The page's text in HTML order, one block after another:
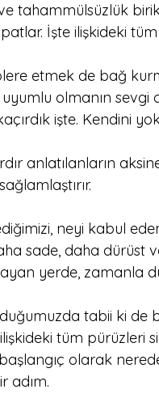
ve tahammülsüzlük
İşte ilişkideki
etmek de bağ
olmanın sevgi
işte. Kendini
anlatılanların
neyi kabul
sade, daha dürüst
yerde, zamanla
tabii ki
tüm pürüzleri
olarak
adım.